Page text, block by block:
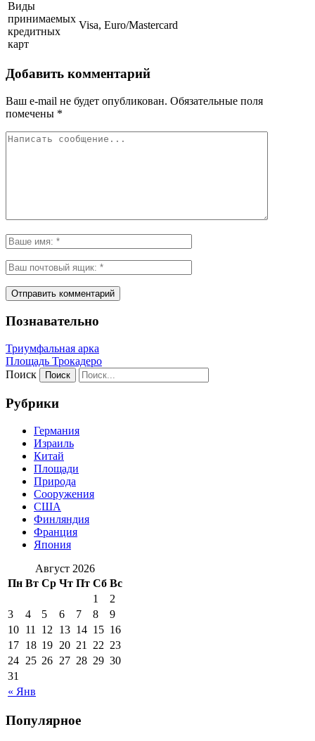
Виды
принимаемых
кредитных
карт
Visa, Euro/Mastercard
Добавить комментарий
Ваш e-mail не будет опубликован. Обязательные поля
помечены *
Познавательно
Триумфальная арка
Площадь Трокадеро
Поиск
Рубрики
Германия
Израиль
Китай
Площади
Природа
Сооружения
США
Финляндия
Франция
Япония
Август 2026
Пн Вт Ср Чт Пт Сб Вс
« Янв
1
2
3
4 5 6 7 8
9
10 11 12 13 14 15 16
17 18 19 20 21 22 23
24 25 26 27 28 29 30
31
Популярное